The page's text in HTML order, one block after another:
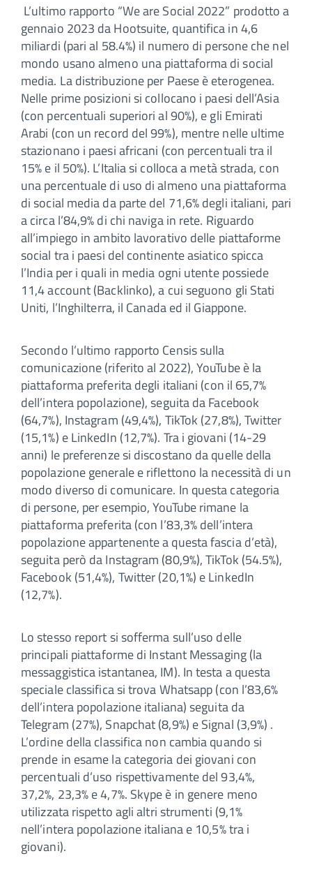
L’ultimo rapporto “We are Social 2022” prodotto a
gennaio 2023 da Hootsuite, quantifica in 4,6
miliardi (pari al 58.4%) il numero di persone che nel
mondo usano almeno una piattaforma di social
media. La distribuzione per Paese è eterogenea.
Nelle prime posizioni si collocano i paesi dell’Asia
(con percentuali superiori al 90%), e gli Emirati
Arabi (con un record del 99%), mentre nelle ultime
stazionano i paesi africani (con percentuali tra il
15% e il 50%). L’Italia si colloca a metà strada, con
una percentuale di uso di almeno una piattaforma
di social media da parte del 71,6% degli italiani, pari
a circa l’84,9% di chi naviga in rete. Riguardo
all’impiego in ambito lavorativo delle piattaforme
social tra i paesi del continente asiatico spicca
l’India per i quali in media ogni utente possiede
11,4 account (Backlinko), a cui seguono gli Stati
Uniti, l’Inghilterra, il Canada ed il Giappone.
Secondo l’ultimo rapporto Censis sulla
comunicazione (riferito al 2022), YouTube è la
piattaforma preferita degli italiani (con il 65,7%
dell’intera popolazione), seguita da Facebook
(64,7%), Instagram (49,4%), TikTok (27,8%), Twitter
(15,1%) e LinkedIn (12,7%). Tra i giovani (14-29
anni) le preferenze si discostano da quelle della
popolazione generale e riflettono la necessità di un
modo diverso di comunicare. In questa categoria
di persone, per esempio, YouTube rimane la
piattaforma preferita (con l’83,3% dell’intera
popolazione appartenente a questa fascia d’età),
seguita però da Instagram (80,9%), TikTok (54.5%),
Facebook (51,4%), Twitter (20,1%) e LinkedIn
(12,7%).
Lo stesso report si sofferma sull’uso delle
principali piattaforme di Instant Messaging (la
messaggistica istantanea, IM). In testa a questa
speciale classifica si trova Whatsapp (con l’83,6%
dell’intera popolazione italiana) seguita da
Telegram (27%), Snapchat (8,9%) e Signal (3,9%) .
L’ordine della classifica non cambia quando si
prende in esame la categoria dei giovani con
percentuali d’uso rispettivamente del 93,4%,
37,2%, 23,3% e 4,7%. Skype è in genere meno
utilizzata rispetto agli altri strumenti (9,1%
nell’intera popolazione italiana e 10,5% tra i
giovani).